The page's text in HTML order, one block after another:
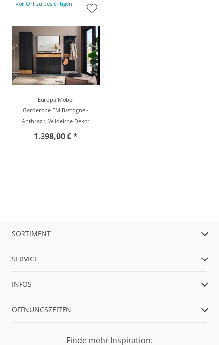
vor Ort zu besichtigen
Europa Möbel
Garderobe EM Bastogne -
Anthrazit, Wildeiche Dekor
1.398,00 € *
SORTIMENT
SERVICE
INFOS
ÖFFNUNGSZEITEN
Finde mehr Inspiration: